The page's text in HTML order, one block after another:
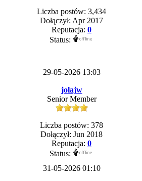
Liczba postów: 3,434
Dołączył: Apr 2017
Reputacja: 0
Status:
29-05-2026 13:03
jolajw
Senior Member
Liczba postów: 378
Dołączył: Jun 2018
Reputacja: 0
Status:
31-05-2026 01:10